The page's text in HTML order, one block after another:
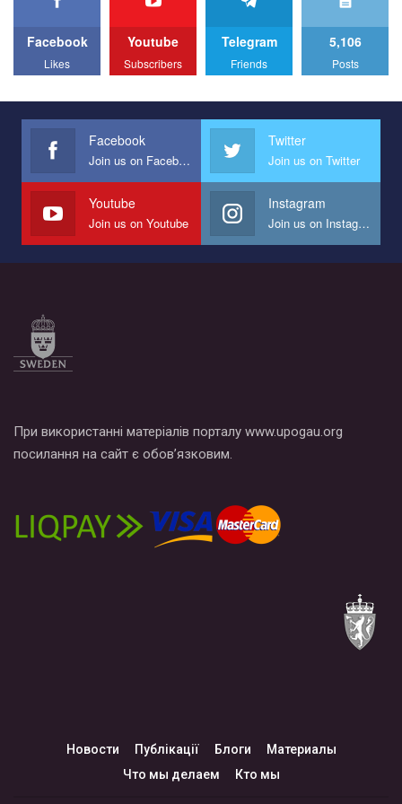
Facebook
Likes
Youtube
Subscribers
Telegram
Friends
5,106
Posts
Facebook
Join us on Facebook
Twitter
Join us on Twitter
Youtube
Join us on Youtube
Instagram
Join us on Instagram
При використанні матеріалів порталу www.upogau.org
посилання на сайт є обов’язковим.
Новости Публікації Блоги
Материалы
Что мы делаем
Кто мы